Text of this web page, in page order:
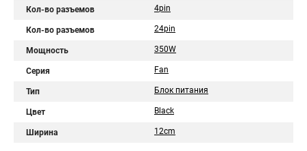
Кол-во разъемов 4pin
Кол-во разъемов 24pin
Мощность 350W
Серия Fan
Тип Блок питания
Цвет Black
Ширина 12cm